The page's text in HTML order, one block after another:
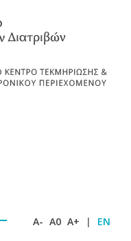
A- A0 A+ | EN